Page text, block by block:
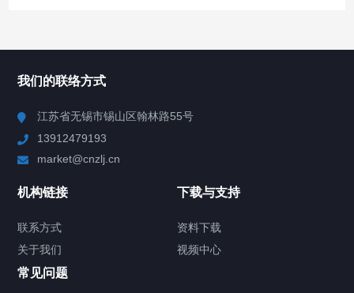
Chiller高精度制冷循环器
TCU温度控制单元
我们的联络方式
江苏省无锡市锡山区翰林路55号
13912479193
market@cnzlj.cn
机构链接
联系方式
关于我们
下载与支持
资料下载
视频中心
常见问题